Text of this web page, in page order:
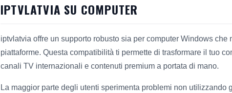
IPTVLATVIA SU COMPUTER
iptvlatvia offre un supporto robusto sia per computer Windows
piattaforme. Questa compatibilità ti permette di trasformare il tuo
canali TV internazionali e contenuti premium a portata di mano.
La maggior parte degli utenti sperimenta problemi non